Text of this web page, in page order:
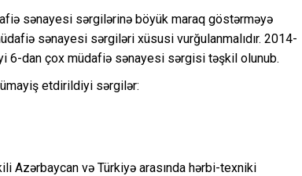
sənayesi sərgilərinə böyük maraq göstərməyə
sənayesi sərgiləri xüsusi vurğulanmalıdır. 2014-
6-dan çox müdafiə sənayesi sərgisi təşkil olunub.
etdirildiyi sərgilər:
Azərbaycan və Türkiyə arasında hərbi-texniki